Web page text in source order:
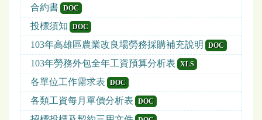
合約書 DOC
投標須知 DOC
103年高雄區農業改良場勞務採購補充說明 DOC
103年勞務外包全年工資預算分析表 XLS
各單位工作需求表 DOC
各類工資每月單價分析表 DOC